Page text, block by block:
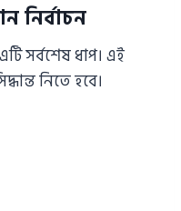
নির্বাচন
সর্বশেষ ধাপ। এই
নিতে হবে।